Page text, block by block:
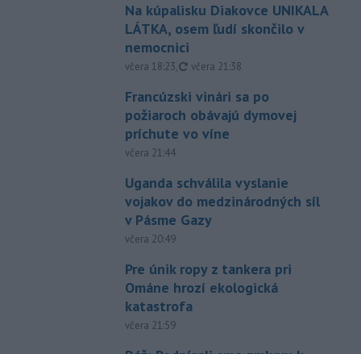
Na kúpalisku Diakovce UNIKALA
LÁTKA, osem ľudí skončilo v
nemocnici
včera 18:23, aktualizované
včera 21:38
Francúzski vinári sa po
požiaroch obávajú dymovej
príchute vo víne
včera 21:44
Uganda schválila vyslanie
vojakov do medzinárodných síl
v Pásme Gazy
včera 20:49
Pre únik ropy z tankera pri
Ománe hrozí ekologická
katastrofa
včera 21:59